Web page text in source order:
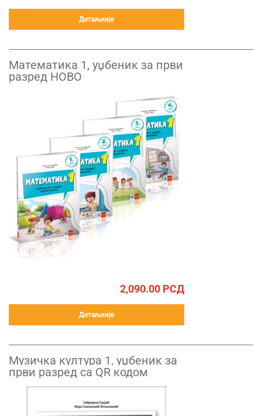
Детаљније
Математика 1, уџбеник за први
разред НОВО
2,090.00 РСД
Детаљније
Музичка култура 1, уџбеник за
први разред са QR кодом